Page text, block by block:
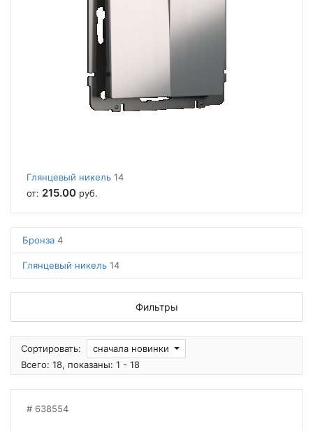
Глянцевый никель 14
от: 215.00 руб.
Бронза 4
Глянцевый никель 14
Фильтры
Сортировать:
сначала новинки
Всего: 18, показаны: 1 - 18
638554